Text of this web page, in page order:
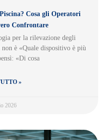
Cosa gli Operatori
Confrontare
per la rilevazione degli
è «Quale dispositivo è più
«Di cosa
»
2026